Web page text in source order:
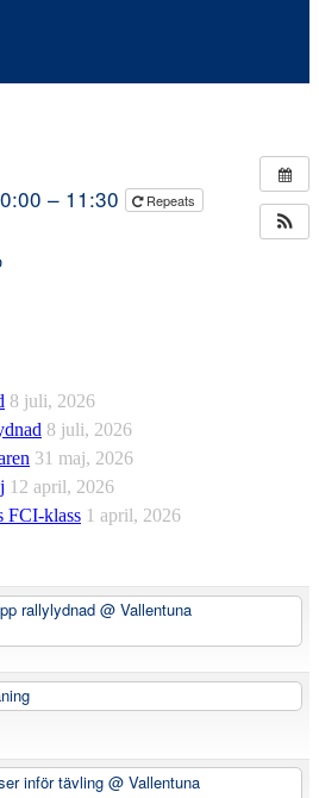
– 11:30 Repeats
8 juli, 2026
8 juli, 2026
31 maj, 2026
12 april, 2026
FCI-klass 1 april, 2026
rallylydnad @ Vallentuna
inför tävling@ Vallentuna